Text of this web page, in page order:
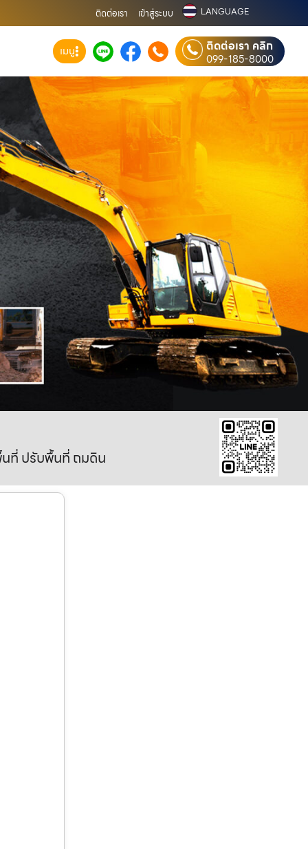
ติดต่อเรา เข้าสู่ระบบ LANGUAGE
เมนู ติดต่อเรา คลิก
099-185-8000
นที่ ปรับพื้นที่ ถมดิน